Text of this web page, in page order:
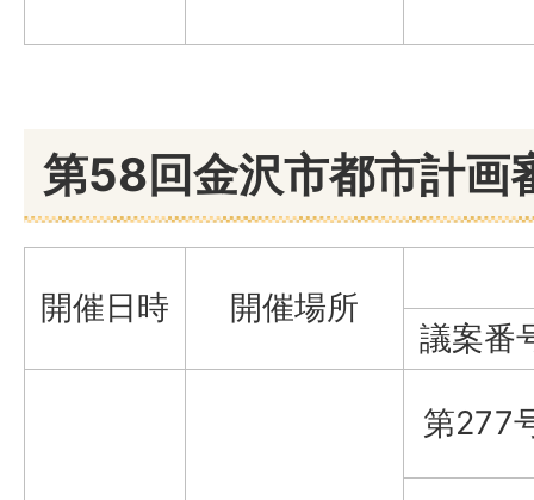
第58回金沢市都市計画
開催日時 開催場所
議案番
第277